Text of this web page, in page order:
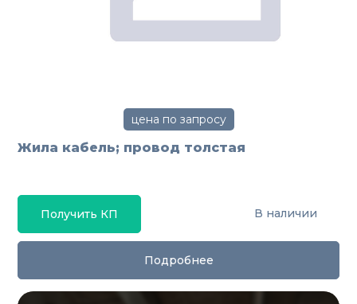
цена по запросу
Жила кабель; провод толстая
Получить КП В наличии
Подробнее